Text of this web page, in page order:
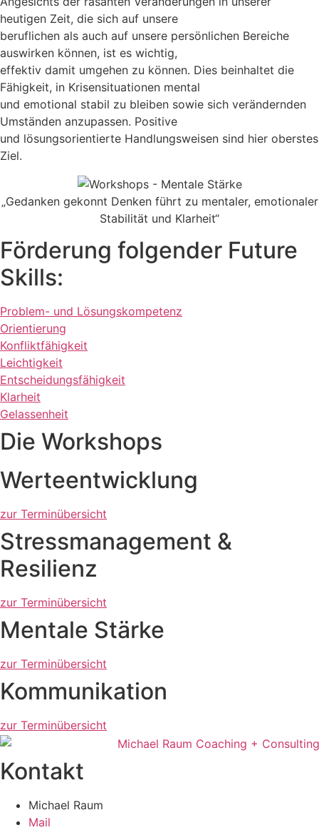
heutigen Zeit, die sich auf unsere
beruflichen als auch auf unsere persönlichen Bereiche
auswirken können, ist es wichtig,
effektiv damit umgehen zu können. Dies beinhaltet die
Fähigkeit, in Krisensituationen mental
und emotional stabil zu bleiben sowie sich verändernden
Umständen anzupassen. Positive
und lösungsorientierte Handlungsweisen sind hier oberstes
Ziel.
„Gedanken gekonnt Denken führt zu mentaler, emotionaler
Stabilität und Klarheit“
Förderung folgender Future
Skills:
Problem- und Lösungskompetenz
Orientierung
Konfliktfähigkeit
Leichtigkeit
Entscheidungsfähigkeit
Klarheit
Gelassenheit
Die Workshops
Werteentwicklung
zur Terminübersicht
Stressmanagement &
Resilienz
zur Terminübersicht
Mentale Stärke
zur Terminübersicht
Kommunikation
zur Terminübersicht
Kontakt
Michael Raum
Mail